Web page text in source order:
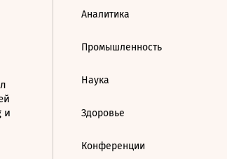
и
Аналитика
Промышленность
Наука
Здоровье
Конференции